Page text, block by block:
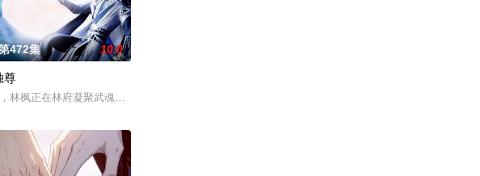
太古战神之魂，从此逆天改命。他横扫宗门
。苍天残面张开诡异之眼，所视之处生灵涂炭，化为永恒的禁区。末世之中，因
472集 10.0
尊
林枫正在林府凝聚武魂，不想，他才刚将剑武魂修炼成雏形，未婚妻姬漫夭就趁机夺走了他的武魂，